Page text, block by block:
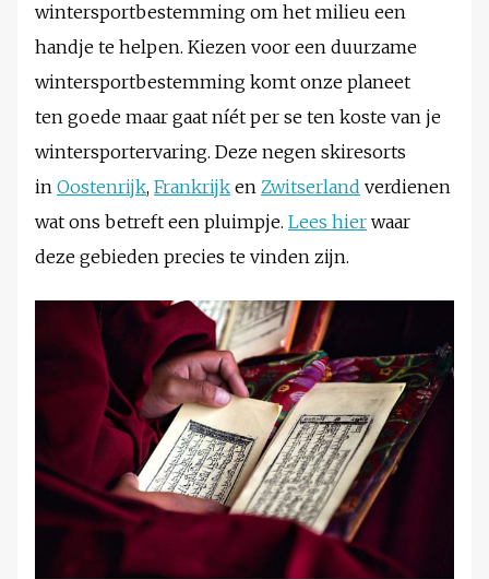
wintersportbestemming om het milieu een
handje te helpen. Kiezen voor een duurzame
wintersportbestemming komt onze planeet
ten goede maar gaat níét per se ten koste van je
wintersportervaring. Deze negen skiresorts
in Oostenrijk, Frankrijk en Zwitserland verdienen
wat ons betreft een pluimpje. Lees hier waar
deze gebieden precies te vinden zijn.